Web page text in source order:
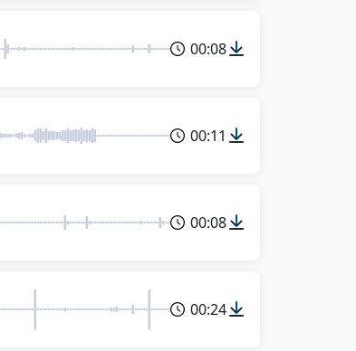
00:08
00:11
00:08
00:24